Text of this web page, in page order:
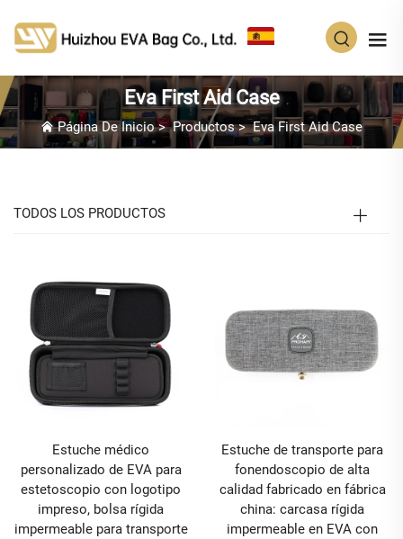
Eva First Aid Case
Página De Inicio>Productos>Eva First Aid Case
TODOS LOS PRODUCTOS
Estuche médico
personalizado de EVA para
estetoscopio con logotipo
impreso, bolsa rígida
impermeable para transporte
Estuche de transporte para
fonendoscopio de alta
calidad fabricado en fábrica
china: carcasa rígida
impermeable en EVA con